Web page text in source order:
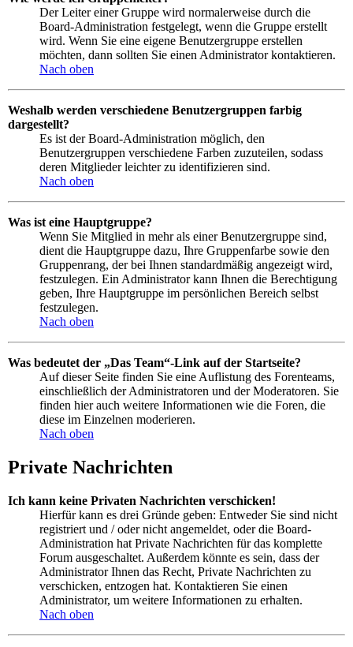
Der Leiter einer Gruppe wird normalerweise durch die
Board-Administration festgelegt, wenn die Gruppe erstellt
wird. Wenn Sie eine eigene Benutzergruppe erstellen
möchten, dann sollten Sie einen Administrator kontaktieren.
Nach oben
Weshalb werden verschiedene Benutzergruppen farbig
dargestellt?
Es ist der Board-Administration möglich, den
Benutzergruppen verschiedene Farben zuzuteilen, sodass
deren Mitglieder leichter zu identifizieren sind.
Nach oben
Was ist eine Hauptgruppe?
Wenn Sie Mitglied in mehr als einer Benutzergruppe sind,
dient die Hauptgruppe dazu, Ihre Gruppenfarbe sowie den
Gruppenrang, der bei Ihnen standardmäßig angezeigt wird,
festzulegen. Ein Administrator kann Ihnen die Berechtigung
geben, Ihre Hauptgruppe im persönlichen Bereich selbst
festzulegen.
Nach oben
Was bedeutet der „Das Team“-Link auf der Startseite?
Auf dieser Seite finden Sie eine Auflistung des Forenteams,
einschließlich der Administratoren und der Moderatoren. Sie
finden hier auch weitere Informationen wie die Foren, die
diese im Einzelnen moderieren.
Nach oben
Private Nachrichten
Ich kann keine Privaten Nachrichten verschicken!
Hierfür kann es drei Gründe geben: Entweder Sie sind nicht
registriert und / oder nicht angemeldet, oder die Board-
Administration hat Private Nachrichten für das komplette
Forum ausgeschaltet. Außerdem könnte es sein, dass der
Administrator Ihnen das Recht, Private Nachrichten zu
verschicken, entzogen hat. Kontaktieren Sie einen
Administrator, um weitere Informationen zu erhalten.
Nach oben